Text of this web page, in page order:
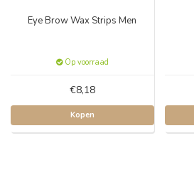
Eye Brow Wax Strips Men
Op voorraad
€8,18
Kopen